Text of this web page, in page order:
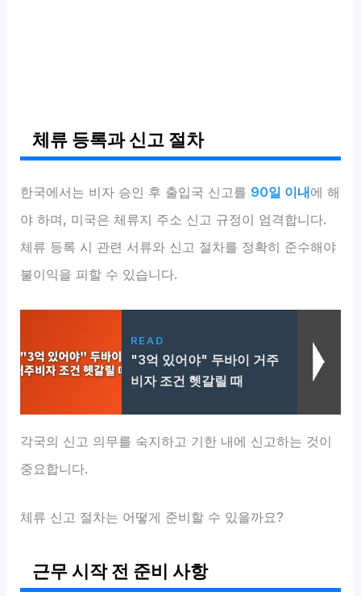
체류 등록과 신고 절차
한국에서는 비자 승인 후 출입국 신고를 90일 이내에 해
야 하며, 미국은 체류지 주소 신고 규정이 엄격합니다.
체류 등록 시 관련 서류와 신고 절차를 정확히 준수해야
불이익을 피할 수 있습니다.
READ
"3억 있어야" 두바이 거주
비자 조건 헷갈릴 때
각국의 신고 의무를 숙지하고 기한 내에 신고하는 것이
중요합니다.
체류 신고 절차는 어떻게 준비할 수 있을까요?
근무 시작 전 준비 사항